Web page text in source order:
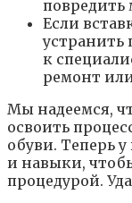
повредить
Если
устранить
к
ремонт
Мы надеемся,
освоить
обуви. Теперь
и навыки,
процедурой.